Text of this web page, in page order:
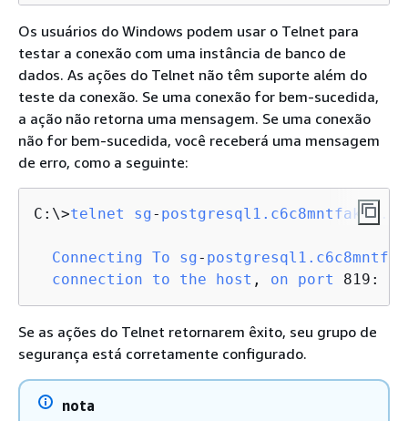
Os usuários do Windows podem usar o Telnet para
testar a conexão com uma instância de banco de
dados. As ações do Telnet não têm suporte além do
teste da conexão. Se uma conexão for bem-sucedida,
a ação não retorna uma mensagem. Se uma conexão
não for bem-sucedida, você receberá uma mensagem
de erro, como a seguinte:
C:\>telnet sg- postgresql1.c6c8mntfake0.us
Connecting To sg-
connection
to the host , on port 819:
Se as ações do Telnet retornarem êxito, seu grupo de
segurança está corretamente configurado.
nota